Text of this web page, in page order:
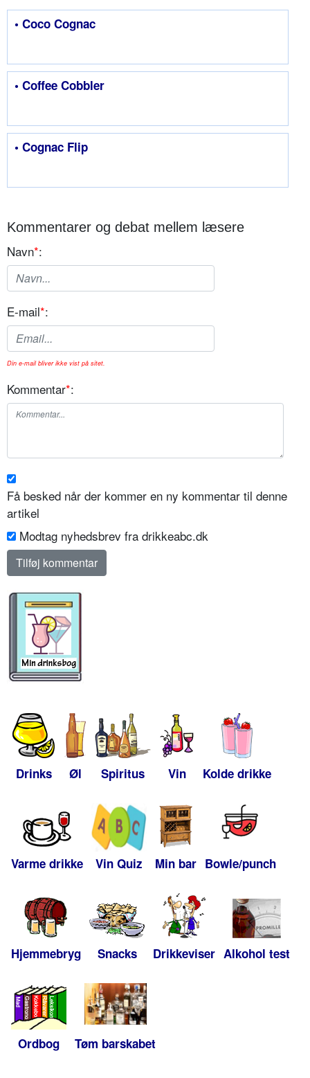
• Coco Cognac
• Coffee Cobbler
• Cognac Flip
Kommentarer og debat mellem læsere
Navn*:
E-mail*:
Din e-mail bliver ikke vist på sitet.
Kommentar*:
Få besked når der kommer en ny kommentar til denne
artikel
Modtag nyhedsbrev fra drikkeabc.dk
Drinks Øl Spiritus Vin Kolde drikke
Varme drikke Vin Quiz Min bar Bowle/punch
Hjemmebryg Snacks Drikkeviser Alkohol test
Ordbog Tøm barskabet